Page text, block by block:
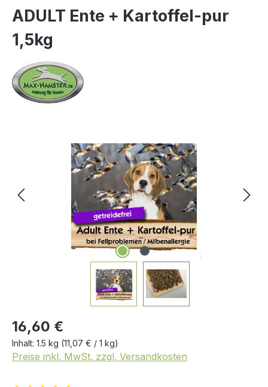
ADULT Ente + Kartoffel-pur
1,5kg
16,60 €
Inhalt: 1.5 kg (11,07 € / 1 kg)
Preise inkl. MwSt. zzgl. Versandkosten